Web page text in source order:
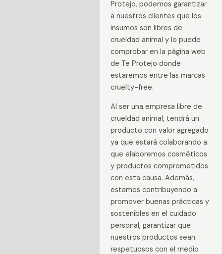
Protejo, podemos garantizar
a nuestros clientes que los
insumos son libres de
crueldad animal y lo puede
comprobar en la página web
de Te Protejo donde
estaremos entre las marcas
cruelty-free.
Al ser una empresa libre de
crueldad animal, tendrá un
producto con valor agregado
ya que estará colaborando a
que elaboremos cosméticos
y productos comprometidos
con esta causa. Además,
estamos contribuyendo a
promover buenas prácticas y
sostenibles en el cuidado
personal, garantizar que
nuestros productos sean
respetuosos con el medio